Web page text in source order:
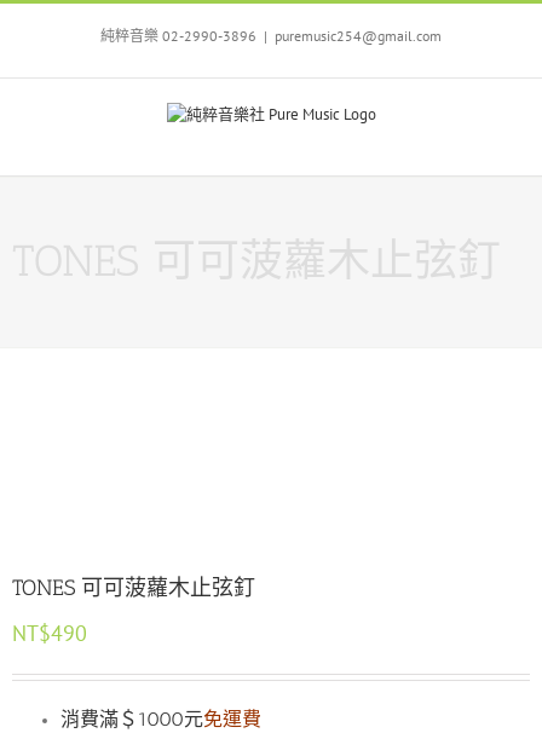
Skip
純粹音樂 02-2990-3896 | puremusic254@gmail.com
TONES 可可菠蘿木止弦釘
TONES 可可菠蘿木止弦釘
NT$490
消費滿＄1000元免運費